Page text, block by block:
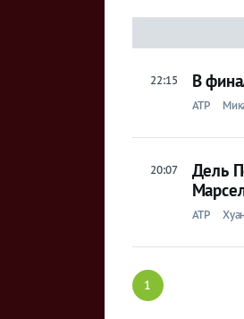
22:15 В
ATP
20:07
Дель
ATP
1